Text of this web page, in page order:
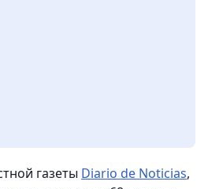
газеты Diario de Noticias,